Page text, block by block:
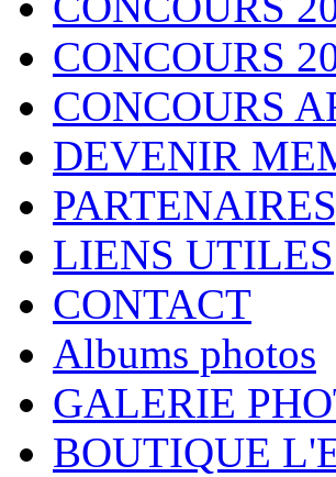
CONCOURS
CONCOURS
DEVENIR
LIENS UTILES
CONTACT
Albums photos
GALERIE
BOUTIQUE